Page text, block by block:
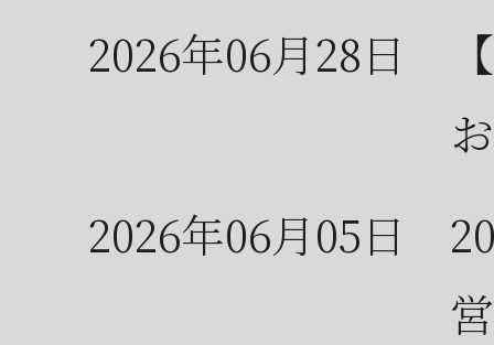
2026年06月28日
2026年06月05日